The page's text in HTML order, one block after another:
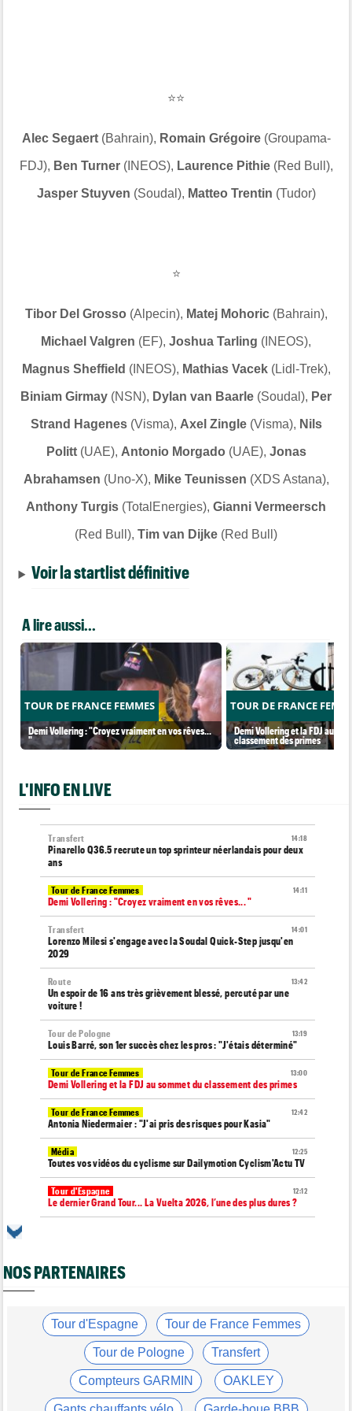
⭐⭐
Alec Segaert(Bahrain), Romain Grégoire(Groupama-
FDJ), Ben Turner (INEOS), Laurence Pithie(Red Bull),
Jasper Stuyven (Soudal), Matteo Trentin (Tudor)
⭐
Tibor Del Grosso (Alpecin), Matej Mohoric (Bahrain),
Michael Valgren (EF), Joshua Tarling (INEOS),
Magnus Sheffield (INEOS), Mathias Vacek(Lidl-Trek),
Biniam Girmay (NSN), Dylan van Baarle (Soudal), Per
Strand Hagenes(Visma), Axel Zingle(Visma), Nils
Politt(UAE), Antonio Morgado (UAE), Jonas
Abrahamsen (Uno-X), Mike Teunissen (XDS Astana),
Anthony Turgis (TotalEnergies), Gianni Vermeersch
(Red Bull), Tim van Dijke (Red Bull)
Voir la startlist définitive
A lire aussi...
TOUR DE FRANCE FEMMES
Demi Vollering : "Croyez vraiment en vos rêves...
"
TOUR DE FRANCE
Demi Vollering et la FDJ au
classement des primes
L'INFO EN LIVE
14:18
Transfert
Pinarello Q36.5 recrute un top sprinteur néerlandais pour deux
ans
14:11
Tour de France Femmes
Demi Vollering : "Croyez vraiment en vos rêves... "
14:01
Transfert
Lorenzo Milesi s'engage avec la Soudal Quick-Step jusqu'en
2029
13:42
Route
Un espoir de 16 ans très grièvement blessé, percuté par une
voiture !
13:19
Tour de Pologne
Louis Barré, son 1er succès chez les pros : "J'étais déterminé"
13:00
Tour de France Femmes
Demi Vollering et la FDJ au sommet du classement des primes
12:42
Tour de France Femmes
Antonia Niedermaier : "J'ai pris des risques pour Kasia"
12:25
Média
Toutes vos vidéos du cyclisme sur Dailymotion Cyclism'Actu TV
12:12
Tour d'Espagne
Le dernier Grand Tour... La Vuelta 2026, l’une des plus dures ?
Média
11:42
Transfert
Un double vainqueur d'étape sur le Giro vers la NSN jusqu'en
Tour de France Femmes
Cédrine Kerbaol : "Si le Tour faisait déjà 3 semaines..."
NOS PARTENAIRES
Tour d'Espagne Tour de France Femmes
Tour de Pologne Transfert
Compteurs GARMIN OAKLEY